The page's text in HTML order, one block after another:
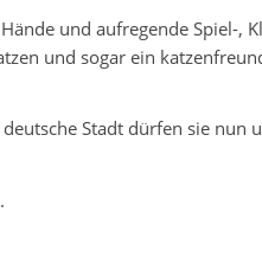
und aufregende Spiel-
und sogar ein
Stadt dürfen sie nun